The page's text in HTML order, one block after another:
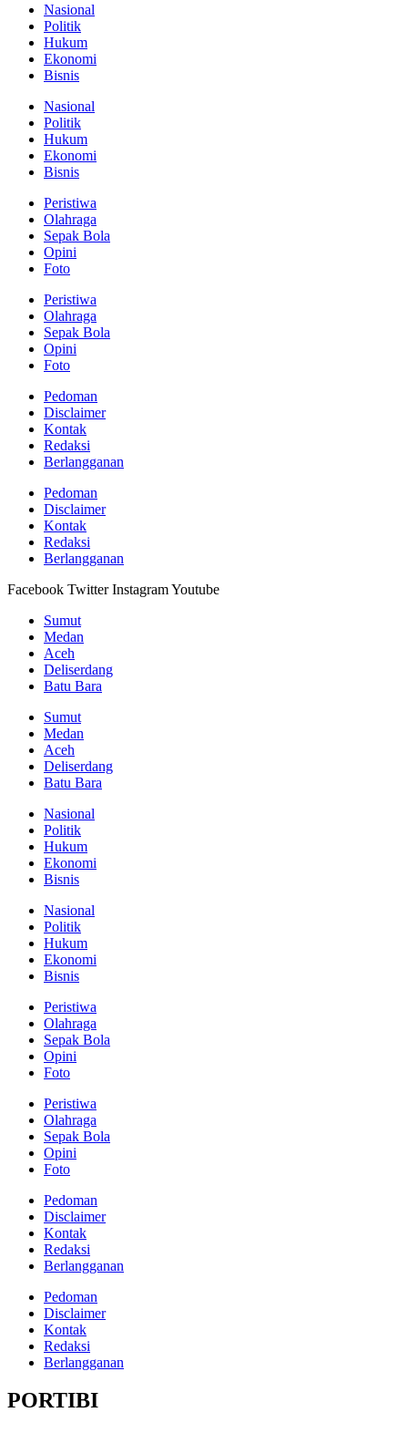
Nasional
Politik
Hukum
Ekonomi
Bisnis
Nasional
Politik
Hukum
Ekonomi
Bisnis
Peristiwa
Olahraga
Sepak Bola
Opini
Foto
Peristiwa
Olahraga
Sepak Bola
Opini
Foto
Pedoman
Disclaimer
Kontak
Redaksi
Berlangganan
Pedoman
Disclaimer
Kontak
Redaksi
Berlangganan
Facebook Twitter InstagramYoutube
Sumut
Medan
Aceh
Deliserdang
Batu Bara
Sumut
Medan
Aceh
Deliserdang
Batu Bara
Nasional
Politik
Hukum
Ekonomi
Bisnis
Nasional
Politik
Hukum
Ekonomi
Bisnis
Peristiwa
Olahraga
Sepak Bola
Opini
Foto
Peristiwa
Olahraga
Sepak Bola
Opini
Foto
Pedoman
Disclaimer
Kontak
Redaksi
Berlangganan
Pedoman
Disclaimer
Kontak
Redaksi
Berlangganan
PORTIBI